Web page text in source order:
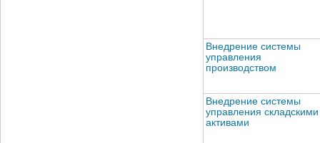
Внедрение системы
управления
производством
Внедрение системы
управления складскими
активами